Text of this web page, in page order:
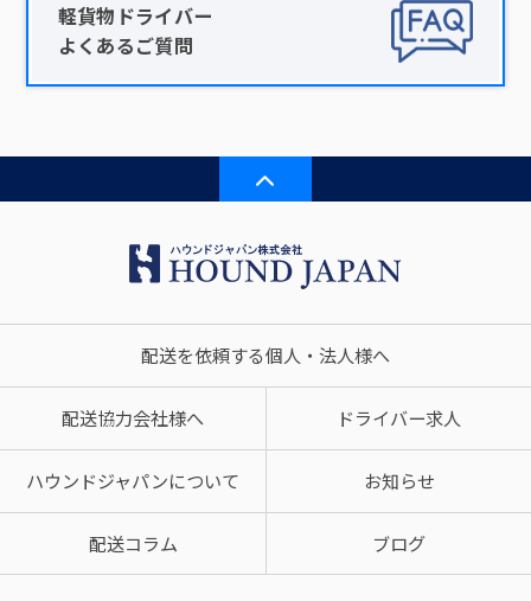
軽貨物ドライバー
よくあるご質問
配送を依頼する個人・法人様へ
配送協力会社様へ ドライバー求人
ハウンドジャパンについて お知らせ
配送コラム ブログ